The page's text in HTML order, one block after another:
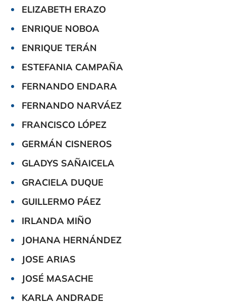
ELIZABETH ERAZO
ENRIQUE NOBOA
ENRIQUE TERÁN
ESTEFANIA CAMPAÑA
FERNANDO ENDARA
FERNANDO NARVÁEZ
FRANCISCO LÓPEZ
GERMÁN CISNEROS
GLADYS SAÑAICELA
GRACIELA DUQUE
GUILLERMO PÁEZ
IRLANDA MIÑO
JOHANA HERNÁNDEZ
JOSE ARIAS
JOSÉ MASACHE
KARLA ANDRADE